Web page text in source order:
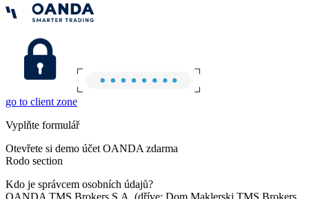
go to client zone
Vyplňte formulář
Otevřete si demo účet OANDA zdarma
Rodo section
Kdo je správcem osobních údajů?
OANDA TMS Brokers S.A. (dříve: Dom Maklerski TMS Brokers